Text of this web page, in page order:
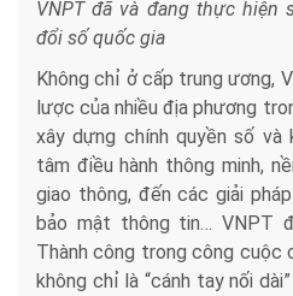
VNPT đã và đang thực hiện
đổi số quốc gia
Không chỉ ở cấp trung ương,
lược của nhiều địa phương
xây dựng chính quyền số
tâm điều hành thông minh,
giao thông, đến các giải
bảo mật thông tin… VNPT
Thành công trong công cuộc
không chỉ là “cánh tay nối